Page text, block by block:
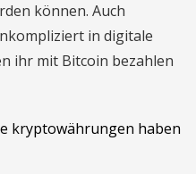
können. Auch
in digitale
ihr mit Bitcoin bezahlen
kryptowährungen haben